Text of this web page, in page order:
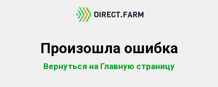
Произошла ошибка
Вернуться на Главную страницу